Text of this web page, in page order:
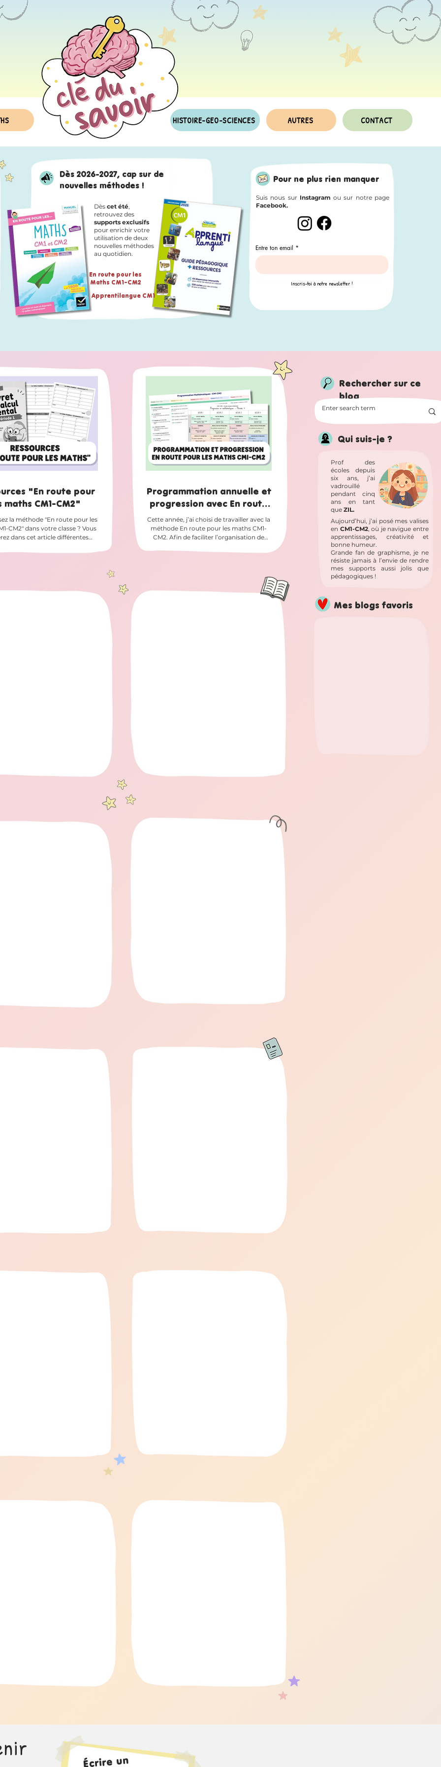
HISTOIRE-GEO-SCIENCES AUTRES CONTACT
Pour ne plus rien manquer
Entre ton email *
Inscris-toi à notre newsletter !
Suis nous sur Instagram ou sur notre page
Facebook.
Dès 2026-2027, cap sur de
nouvelles méthodes !
Dès cet été,
retrouvez des
supports exclusifs
pour enrichir votre
utilisation de deux
nouvelles méthodes
au quotidien.
En route pour les
Maths CM1-CM2
Apprentilangue CM1
Rechercher sur ce
blog
Mes blogs favoris
Qui suis-je ?
Prof des
écoles depuis
six ans, j’ai
vadrouillé
pendant cinq
ans en tant
que ZIL.
Aujourd’hui, j’ai posé mes valises
en CM1-CM2, où je navigue entre
apprentissages, créativité et
bonne humeur.
Grande fan de graphisme, je ne
résiste jamais à l’envie de rendre
mes supports aussi jolis que
pédagogiques !
"En route pour
maths CM1-CM2"
la méthode "En route pour les
CM2" dans votre classe ? Vous
dans cet article différentes
accompagner la méthode et
au fur et à mesure de leur
Programmation annuelle et
progression avec En route
pour les maths CM1-CM2
Cette année, j’ai choisi de travailler avec la
méthode En route pour les maths CM1-
CM2. Afin de faciliter l’organisation de
séquences, je vous propose plusieurs
détaillée semaine par semaine pour la
période 1 un emploi du temps adapté à la
Écrire un